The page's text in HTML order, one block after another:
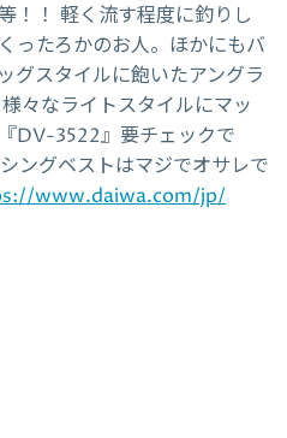
！！ 軽く流す程度に釣りし
ったろかのお人。ほかにもバ
グスタイルに飽いたアングラ
々なライトスタイルにマッ
DV-3522』要チェックで
ングベストはマジでオサレで
www.daiwa.com/jp/